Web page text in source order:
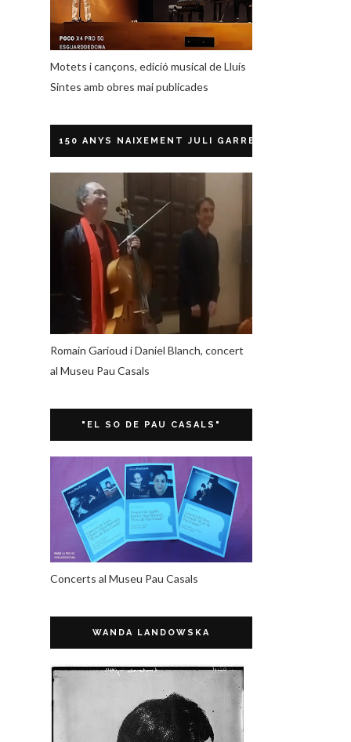
Motets i cançons, edició musical de Lluís
Sintes amb obres mai publicades
150 ANYS NAIXEMENT JULI GARRETA
Romain Garioud i Daniel Blanch, concert
al Museu Pau Casals
"EL SO DE PAU CASALS"
Concerts al Museu Pau Casals
WANDA LANDOWSKA